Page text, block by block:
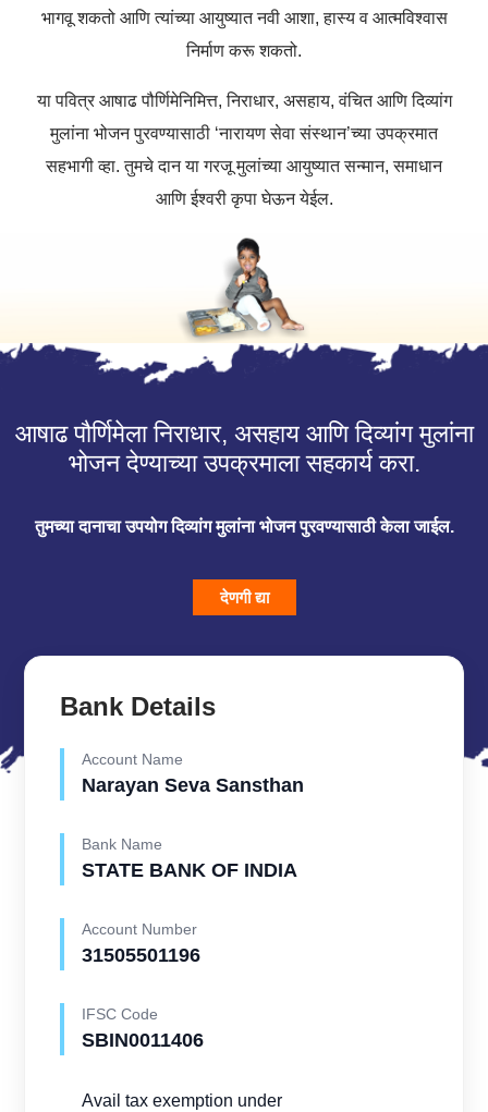
भागवू शकतो आणि त्यांच्या आयुष्यात नवी आशा, हास्य व आत्मविश्वास
निर्माण करू शकतो.
या पवित्र आषाढ पौर्णिमेनिमित्त, निराधार, असहाय, वंचित आणि दिव्यांग
मुलांना भोजन पुरवण्यासाठी ‘नारायण सेवा संस्थान’च्या उपक्रमात
सहभागी व्हा. तुमचे दान या गरजू मुलांच्या आयुष्यात सन्मान, समाधान
आणि ईश्वरी कृपा घेऊन येईल.
आषाढ पौर्णिमेला निराधार, असहाय आणि दिव्यांग मुलांना
भोजन देण्याच्या उपक्रमाला सहकार्य करा.
तुमच्या दानाचा उपयोग दिव्यांग मुलांना भोजन पुरवण्यासाठी केला जाईल.
देणगी द्या
Bank Details
Account Name
Narayan Seva Sansthan
Bank Name
STATE BANK OF INDIA
Account Number
31505501196
IFSC Code
SBIN0011406
Avail tax exemption under